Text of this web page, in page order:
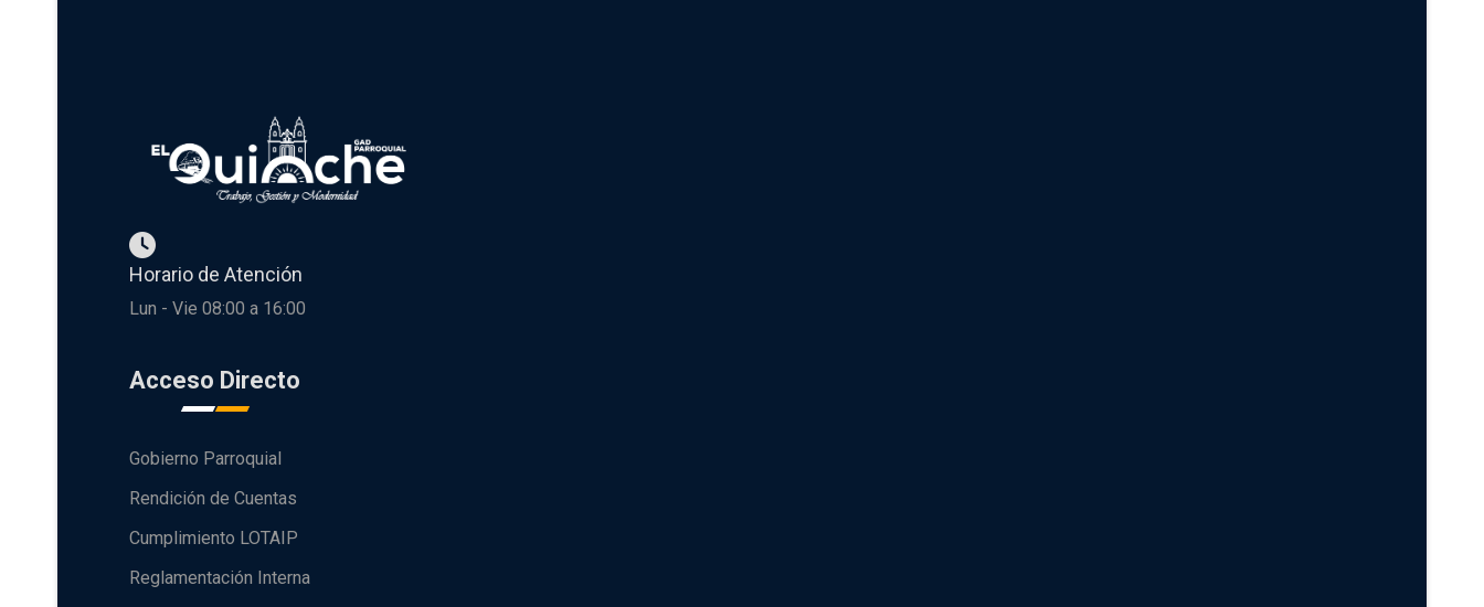
Horario de Atención
Lun - Vie 08:00 a 16:00
Acceso Directo
Gobierno Parroquial
Rendición de Cuentas
Cumplimiento LOTAIP
Reglamentación Interna